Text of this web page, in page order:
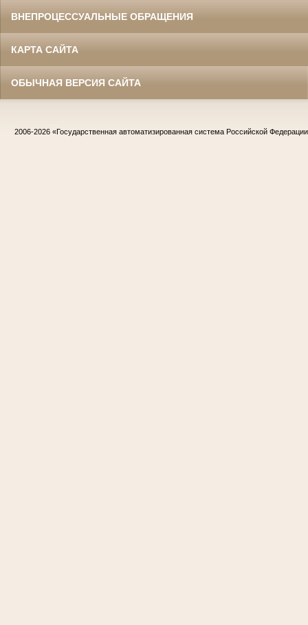
ВНЕПРОЦЕССУАЛЬНЫЕ ОБРАЩЕНИЯ
КАРТА САЙТА
ОБЫЧНАЯ ВЕРСИЯ САЙТА
2006-2026 «Государственная автоматизированная система Российской